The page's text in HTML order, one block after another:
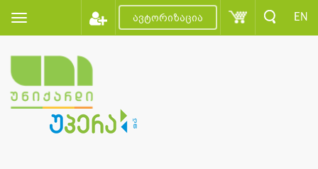
ავტორიზაცია EN